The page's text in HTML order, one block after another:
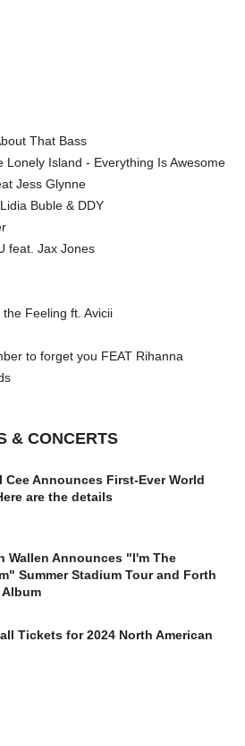
That Bass
Lonely Island - Everything Is Awesome
Jess Glynne
Buble & DDY
feat. Jax Jones
Feeling ft. Avicii
to forget you FEAT Rihanna
& CONCERTS
Cee Announces First-Ever World
are the details
Wallen Announces "I'm The
Summer Stadium Tour and Forth
Tickets for 2024 North American